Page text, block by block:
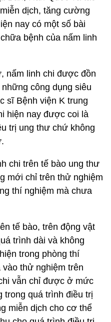
dịch, tăng cường
nay có một số bài
bệnh của nấm linh
nấm linh chi được đồn
công dụng siêu
sĩ Bệnh viện K trung
hiện nay được coi là
trị ung thư chứ không
chi trên tế bào ung thư
mới chỉ trên thử nghiệm
thí nghiệm mà chưa
tế bào, trên động vật
trình dài và không
trong phòng thí
thử nghiệm trên
vẫn chỉ được ở mức
trong quá trình điều trị
miễn dịch cho cơ thể